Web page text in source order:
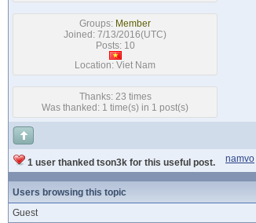
Groups: Member
Joined: 7/13/2016(UTC)
Posts: 10
Location: Viet Nam
Thanks: 23 times
Was thanked: 1 time(s) in 1 post(s)
1 user thanked tson3k for this useful post. namvo
Users browsing this topic
Guest